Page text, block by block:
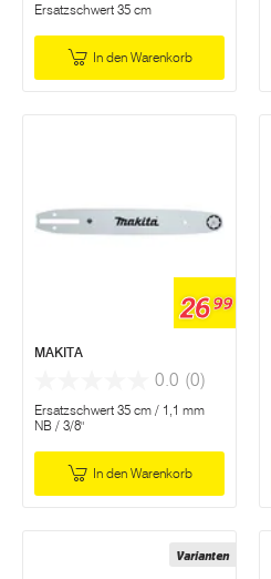
Ersatzschwert 35 cm
In den Warenkorb
2699
MAKITA
0.0 (0)
Ersatzschwert 35 cm / 1,1 mm
NB / 3/8"
In den Warenkorb
Varianten